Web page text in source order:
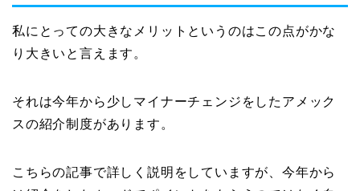
私にとっての大きなメリットというのはこの点がかな
り大きいと言えます。
それは今年から少しマイナーチェンジをしたアメック
スの紹介制度があります。
こちらの記事で詳しく説明をしていますが、今年から